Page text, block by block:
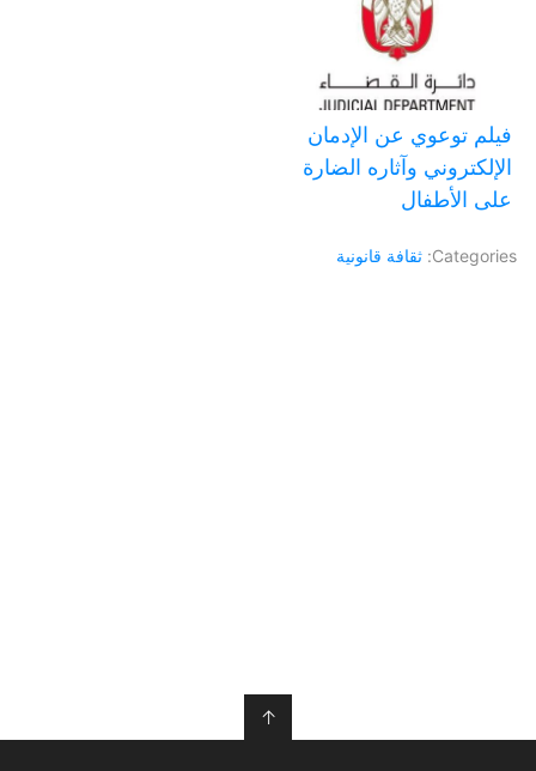
فيلم توعوي عن الإدمان
الإلكتروني وآثاره الضارة
على الأطفال
Categories: ثقافة قانونية
↑